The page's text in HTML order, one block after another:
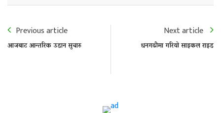
Previous article
आजबाट आन्तरिक उडान सुचारु
Next article
धनगढीमा गरियो साइकल राइड